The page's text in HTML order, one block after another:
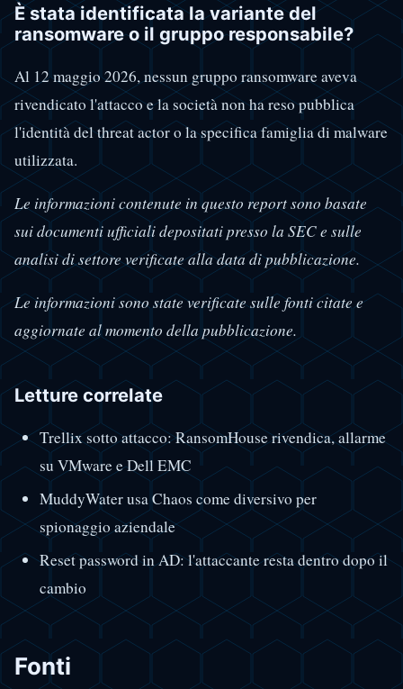
È stata identificata la variante del
ransomware o il gruppo responsabile?
Al 12 maggio 2026, nessun gruppo ransomware aveva
rivendicato l'attacco e la società non ha reso pubblica
l'identità del threat actor o la specifica famiglia di malware
utilizzata.
Le informazioni contenute in questo report sono basate
sui documenti ufficiali depositati presso la SEC e sulle
analisi di settore verificate alla data di pubblicazione.
Le informazioni sono state verificate sulle fonti citate e
aggiornate al momento della pubblicazione.
Letture correlate
Trellix sotto attacco: RansomHouse rivendica, allarme
su VMware e Dell EMC
MuddyWater usa Chaos come diversivo per
spionaggio aziendale
Reset password in AD: l'attaccante resta dentro dopo il
cambio
Fonti